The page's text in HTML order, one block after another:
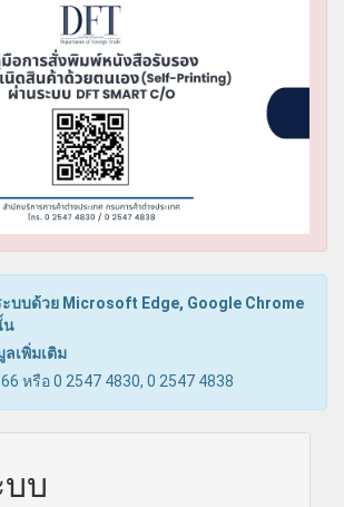
บบด้วย Microsoft Edge, Google Chrome
น
เพิ่มเติม
หรือ 0 2547 4830, 0 2547 4838
บบ